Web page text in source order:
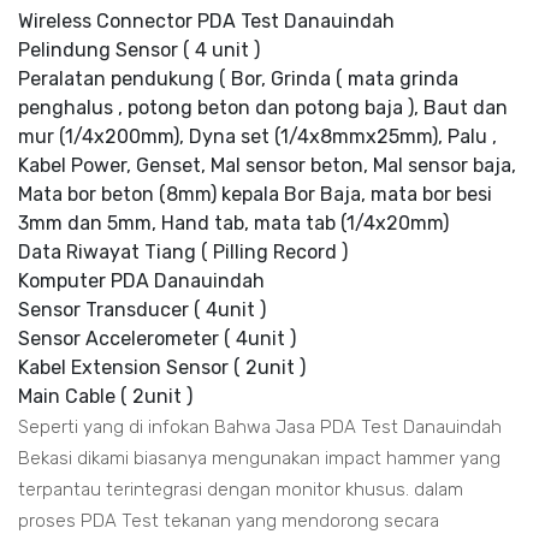
Wireless Connector PDA Test Danauindah
Pelindung Sensor ( 4 unit )
Peralatan pendukung ( Bor, Grinda ( mata grinda
penghalus , potong beton dan potong baja ), Baut dan
mur (1/4x200mm), Dyna set (1/4x8mmx25mm), Palu ,
Kabel Power, Genset, Mal sensor beton, Mal sensor baja,
Mata bor beton (8mm) kepala Bor Baja, mata bor besi
3mm dan 5mm, Hand tab, mata tab (1/4x20mm)
Data Riwayat Tiang ( Pilling Record )
Komputer PDA Danauindah
Sensor Transducer ( 4unit )
Sensor Accelerometer ( 4unit )
Kabel Extension Sensor ( 2unit )
Main Cable ( 2unit )
Seperti yang di infokan Bahwa Jasa PDA Test Danauindah
Bekasi dikami biasanya mengunakan impact hammer yang
terpantau terintegrasi dengan monitor khusus. dalam
proses PDA Test tekanan yang mendorong secara